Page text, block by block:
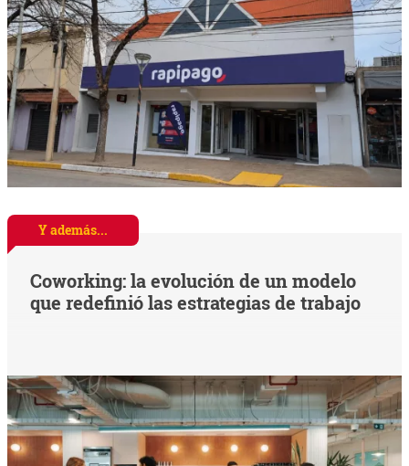
Y además...
Coworking: la evolución de un modelo
que redefinió las estrategias de trabajo